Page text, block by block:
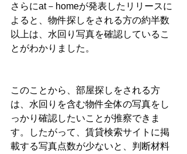
さらにat－homeが発表したリリースに
よると、物件探しをされる方の約半数
以上は、水回り写真を確認しているこ
とがわかりました。
このことから、部屋探しをされる方
は、水回りを含む物件全体の写真をし
っかり確認したいことが推察できま
す。したがって、賃貸検索サイトに掲
載する写真点数が少ないと、判断材料